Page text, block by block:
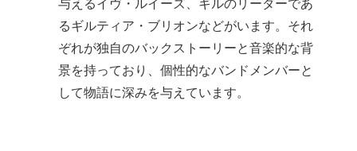
与えるイヴ・ルイーズ、ギルのリーダーであ
るギルティア・ブリオンなどがいます。それ
ぞれが独自のバックストーリーと音楽的な背
景を持っており、個性的なバンドメンバーと
して物語に深みを与えています。